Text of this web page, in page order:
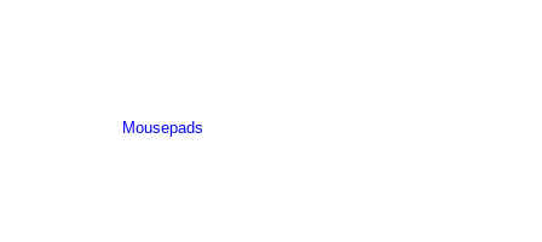
Mousepads